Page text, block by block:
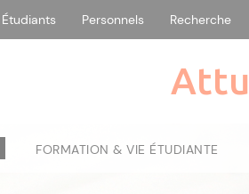
Étudiants Personnels Recherche
FORMATION & VIE ÉTUDIANTE